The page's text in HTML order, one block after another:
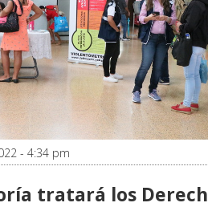
- 4:34 pm
tratará los